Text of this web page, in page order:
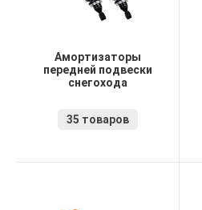
Амортизаторы
передней подвески
снегохода
35 товаров